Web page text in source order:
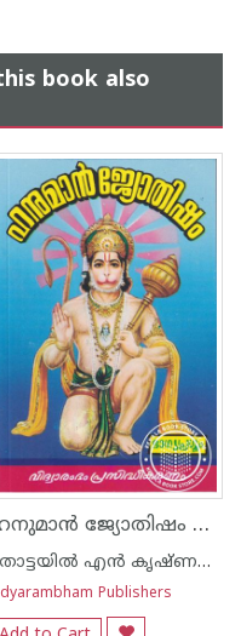
book also
ഹനുമാന്‍ ജ്യോതിഷം ഭാഗ്യപ്രശ്നം - ഗദ്യം
തോട്ടയില്‍ എന്‍ കൃഷ്ണന്‍ നായര്‍
Publishers